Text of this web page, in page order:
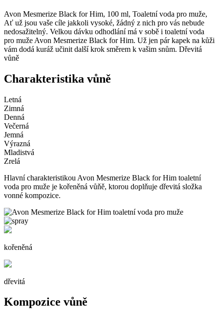
Avon Mesmerize Black for Him, 100 ml, Toaletní voda pro muže,
Ať už jsou vaše cíle jakkoli vysoké, žádný z nich pro vás nebude
nedosažitelný. Velkou dávku odhodlání má v sobě i toaletní voda
pro muže Avon Mesmerize Black for Him. Už jen pár kapek na kůži
vám dodá kuráž učinit další krok směrem k vašim snům. Dřevitá
vůně
Charakteristika vůně
Letná
Zimná
Denná
Večerná
Jemná
Výrazná
Mladistvá
Zrelá
Hlavní charakteristikou Avon Mesmerize Black for Him toaletní
voda pro muže je kořeněná vůňě, ktorou doplňuje dřevitá složka
vonné kompozice.
kořeněná
dřevitá
Kompozice vůně